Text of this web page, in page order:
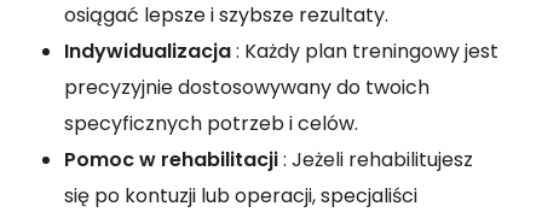
osiągać lepsze i szybsze rezultaty.
Indywidualizacja: Każdy plan treningowy jest
precyzyjnie dostosowywany do twoich
specyficznych potrzeb i celów.
Pomoc w rehabilitacji: Jeżeli rehabilitujesz
się po kontuzji lub operacji, specjaliści